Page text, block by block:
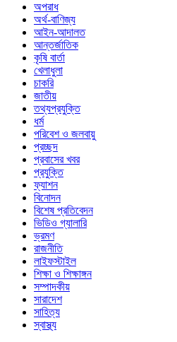
অপরাধ
অর্থ-বাণিজ্য
আইন-আদালত
আন্তর্জাতিক
কৃষি বার্তা
খেলাধুলা
চাকরি
জাতীয়
তথ্যপ্রযুক্তি
ধর্ম
পরিবেশ ও জলবায়ু
প্রচ্ছদ
প্রবাসের খবর
প্রযুক্তি
ফ্যাশন
বিনোদন
বিশেষ প্রতিবেদন
ভিডিও গ্যালারি
ভ্রমণ
রাজনীতি
লাইফস্টাইল
শিক্ষা ও শিক্ষাঙ্গন
সম্পাদকীয়
সারাদেশ
সাহিত্য
স্বাস্থ্য